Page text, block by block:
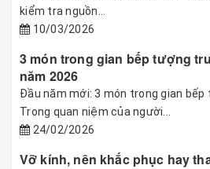
kiểm tra nguồn...
10/03/2026
3 món trong gian bếp tượng
năm 2026
Đầu năm mới: 3 món trong gian
Trong quan niệm của người...
24/02/2026
Vỡ kính, nên khắc phục hay